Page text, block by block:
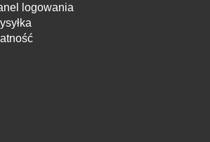
logowania